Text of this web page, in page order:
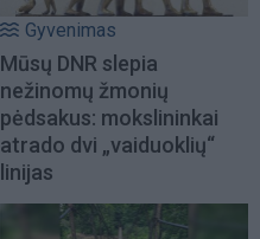
Gyvenimas
Mūsų DNR slepia
nežinomų žmonių
pėdsakus: mokslininkai
atrado dvi „vaiduoklių“
linijas